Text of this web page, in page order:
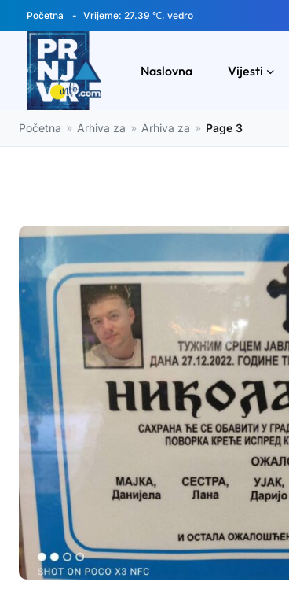
Početna Vrijeme: 27.39 ℃, vedro
Naslovna Vijesti
Početna » Arhiva za » Arhiva za » Page 3